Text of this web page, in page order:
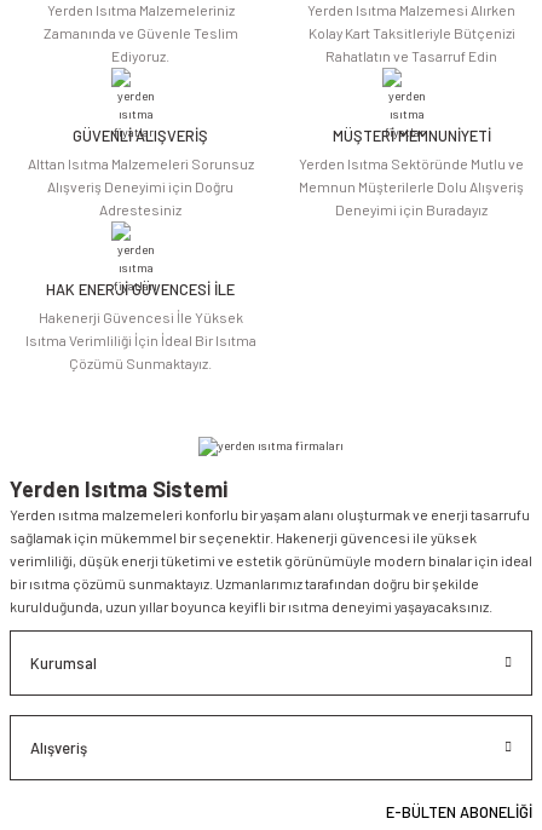
Ürün açıklamasında eksik bilgiler bulunuyor.
Ürün bilgilerinde hatalar bulunuyor.
Ürün fiyatı diğer sitelerden daha pahalı.
Bu ürüne benzer farklı alternatifler olmalı.
Yerden Isıtma Malzemeleriniz
Zamanında ve Güvenle Teslim
Ediyoruz.
Yerden Isıtma Malzemesi Alırken
Kolay Kart Taksitleriyle Bütçenizi
Rahatlatın ve Tasarruf Edin
GÜVENLİ ALIŞVERİŞ
Alttan Isıtma Malzemeleri Sorunsuz
Alışveriş Deneyimi için Doğru
Adrestesiniz
MÜŞTERİ MEMNUNİYETİ
Yerden Isıtma Sektöründe Mutlu ve
Memnun Müşterilerle Dolu Alışveriş
Deneyimi için Buradayız
HAK ENERJİ GÜVENCESİ İLE
Hakenerji Güvencesi İle Yüksek
Isıtma Verimliliği İçin İdeal Bir Isıtma
Çözümü Sunmaktayız.
Yerden Isıtma Sistemi
Yerden ısıtma malzemeleri konforlu bir yaşam alanı oluşturmak ve enerji tasarrufu
sağlamak için mükemmel bir seçenektir. Hakenerji güvencesi ile yüksek
verimliliği, düşük enerji tüketimi ve estetik görünümüyle modern binalar için ideal
bir ısıtma çözümü sunmaktayız. Uzmanlarımız tarafından doğru bir şekilde
kurulduğunda, uzun yıllar boyunca keyifli bir ısıtma deneyimi yaşayacaksınız.
Kurumsal
Alışveriş
E-BÜLTEN ABONELİĞİ